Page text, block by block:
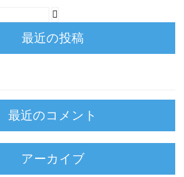
最近の投稿
最近のコメント
アーカイブ